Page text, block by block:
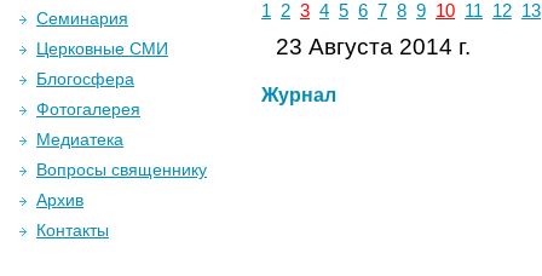
1
2 3 4 5 6 7 8 9 10 11 12 13
23 Августа 2014 г.
Журнал
Семинария
Церковные СМИ
Блогосфера
Фотогалерея
Медиатека
Вопросы священнику
Архив
Контакты